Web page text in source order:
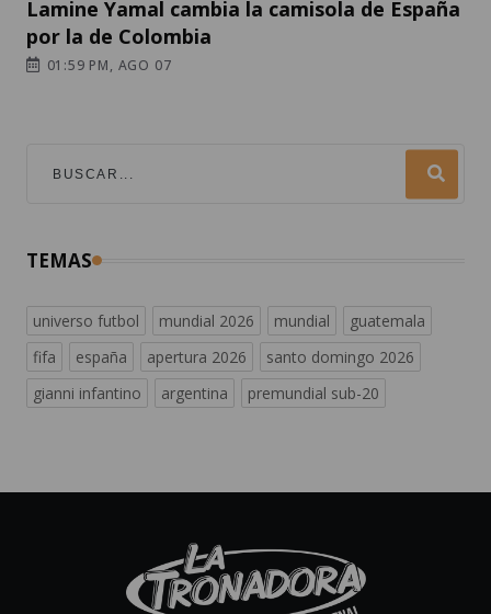
Lamine Yamal cambia la camisola de España
por la de Colombia
01:59 PM, AGO 07
TEMAS
universo futbol mundial 2026 mundial
guatemala
fifa
españa apertura 2026
santo domingo 2026
gianni infantino
argentina premundial sub-20